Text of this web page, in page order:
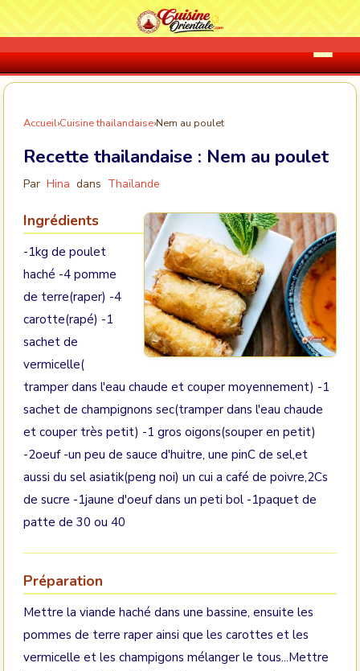
Accueil›Cuisine thailandaise›Nem au poulet
Recette thailandaise : Nem au poulet
Par Hina dans Thaïlande
Ingrédients
-1kg de poulet
haché -4 pomme
de terre(raper) -4
carotte(rapé) -1
sachet de
vermicelle(
tramper dans l'eau chaude et couper moyennement) -1
sachet de champignons sec(tramper dans l'eau chaude
et couper très petit) -1 gros oigons(souper en petit)
-2oeuf -un peu de sauce d'huitre, une pinC de sel,et
aussi du sel asiatik(peng noi) un cui a café de poivre,2Cs
de sucre -1jaune d'oeuf dans un peti bol -1paquet de
patte de 30 ou 40
Préparation
Mettre la viande haché dans une bassine, ensuite les
pommes de terre raper ainsi que les carottes et les
vermicelle et les champigons mélanger le tous...Mettre